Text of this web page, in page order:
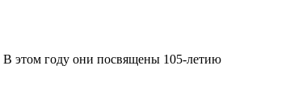
В этом году они посвящены 105-летию